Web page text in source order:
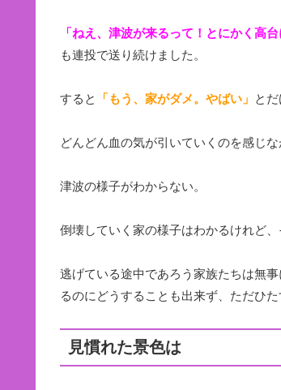
「ねえ、津波が来るって！とにかく高
も連投で送り続けました。
すると 「もう、家がダメ。やばい」 と
どんどん血の気が引いていくのを感じ
津波の様子がわからない。
倒壊していく家の様子はわかるけれど、
逃げている途中であろう家族たちは無
るのにどうすることも出来ず、ただひ
見慣れた景色は